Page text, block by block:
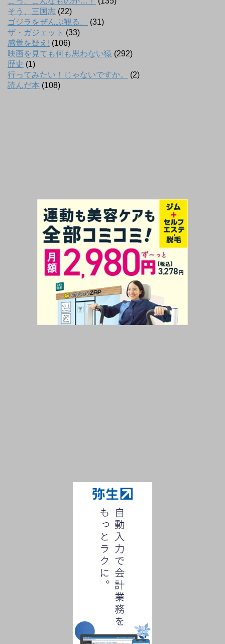
そう、三国志 (22)
ゴジラをぜんぶ観る。
(31)
ザ・ガジェット (33)
感覚を疑え! (106)
映画を見ても何も思わない猿 (292)
歴史 (1)
行ってみたい！じゃないですか。
(2)
読んだ本 (108)